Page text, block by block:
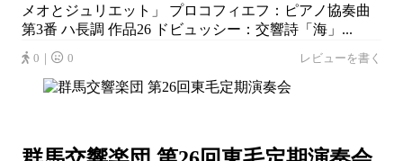
メオとジュリエット」 プロコフィエフ：ピアノ協奏曲
第3番 ハ長調 作品26 ドビュッシー：交響詩「海」...
0｜ 0 レビューを書く